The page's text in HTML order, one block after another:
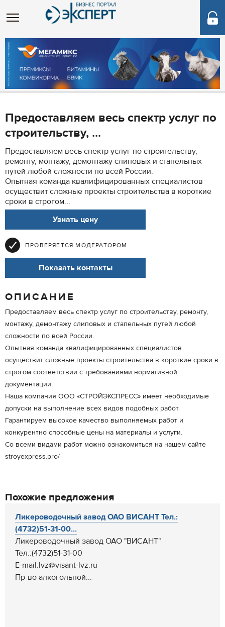
Предоставляем весь спектр услуг по
строительству, ...
Предоставляем весь спектр услуг по строительству,
ремонту, монтажу, демонтажу слиповых и стапельных
путей любой сложности по всей России.
Опытная команда квалифицированных специалистов
осуществит сложные проекты строительства в короткие
сроки в строгом...
Узнать цену
ПРОВЕРЯЕТСЯ МОДЕРАТОРОМ
Показать контакты
ОПИСАНИЕ
Предоставляем весь спектр услуг по строительству, ремонту,
монтажу, демонтажу слиповых и стапельных путей любой
сложности по всей России.
Опытная команда квалифицированных специалистов
осуществит сложные проекты строительства в короткие сроки в
строгом соответствии с требованиями нормативной
документации.
Наша компания ООО «СТРОЙЭКСПРЕСС» имеет необходимые
допуски на выполнение всех видов подобных работ.
Гарантируем высокое качество выполняемых работ и
конкурентно способные цены на материалы и услуги.
Со всеми видами работ можно ознакомиться на нашем сайте
stroyexpress.pro/
Похожие предложения
Ликероводочный завод ОАО ВИСАНТ Тел.:
(4732)51-31-00...
Ликероводочный завод ОАО "ВИСАНТ"
Тел.:(4732)51-31-00
E-mail:lvz@visant-lvz.ru
Пр-во алкогольной...